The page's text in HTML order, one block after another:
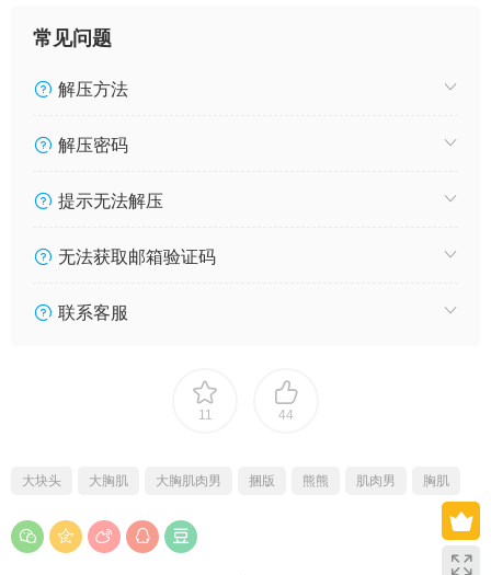
常见问题
解压方法
解压密码
提示无法解压
无法获取邮箱验证码
联系客服
11 44
大块头 大胸肌 大胸肌肉男 捆版 熊熊 肌肉男 胸肌